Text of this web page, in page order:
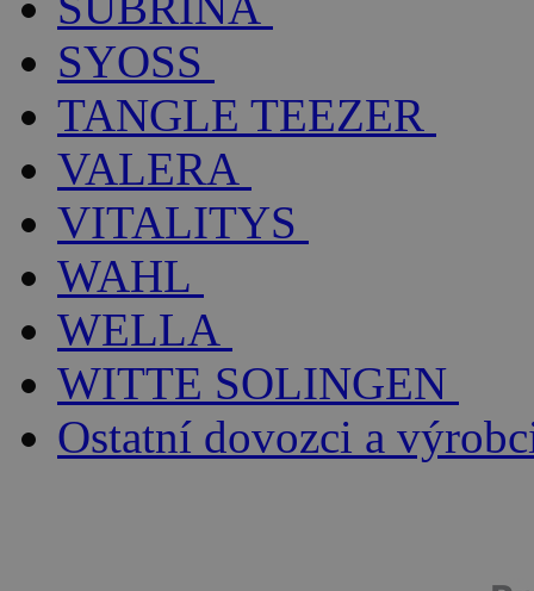
SYOSS
TANGLE TEEZER
VALERA
VITALITYS
WAHL
WELLA
WITTE SOLINGEN
Ostatní dovozci a